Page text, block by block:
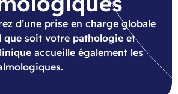
d’une prise en charge globale
que soit votre pathologie et
accueille également les